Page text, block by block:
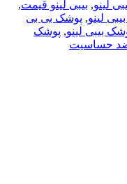
لینو, بیبی لینو قیمت,
لینو, پوشک بی بی
بیبی لینو, پوشک
حساسیت